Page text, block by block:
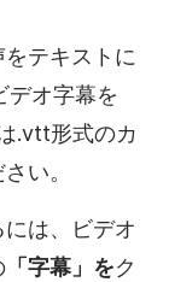
テキストに
デオ字幕を
.vtt形式のカ
い。
は、ビデオ
「字幕」をク